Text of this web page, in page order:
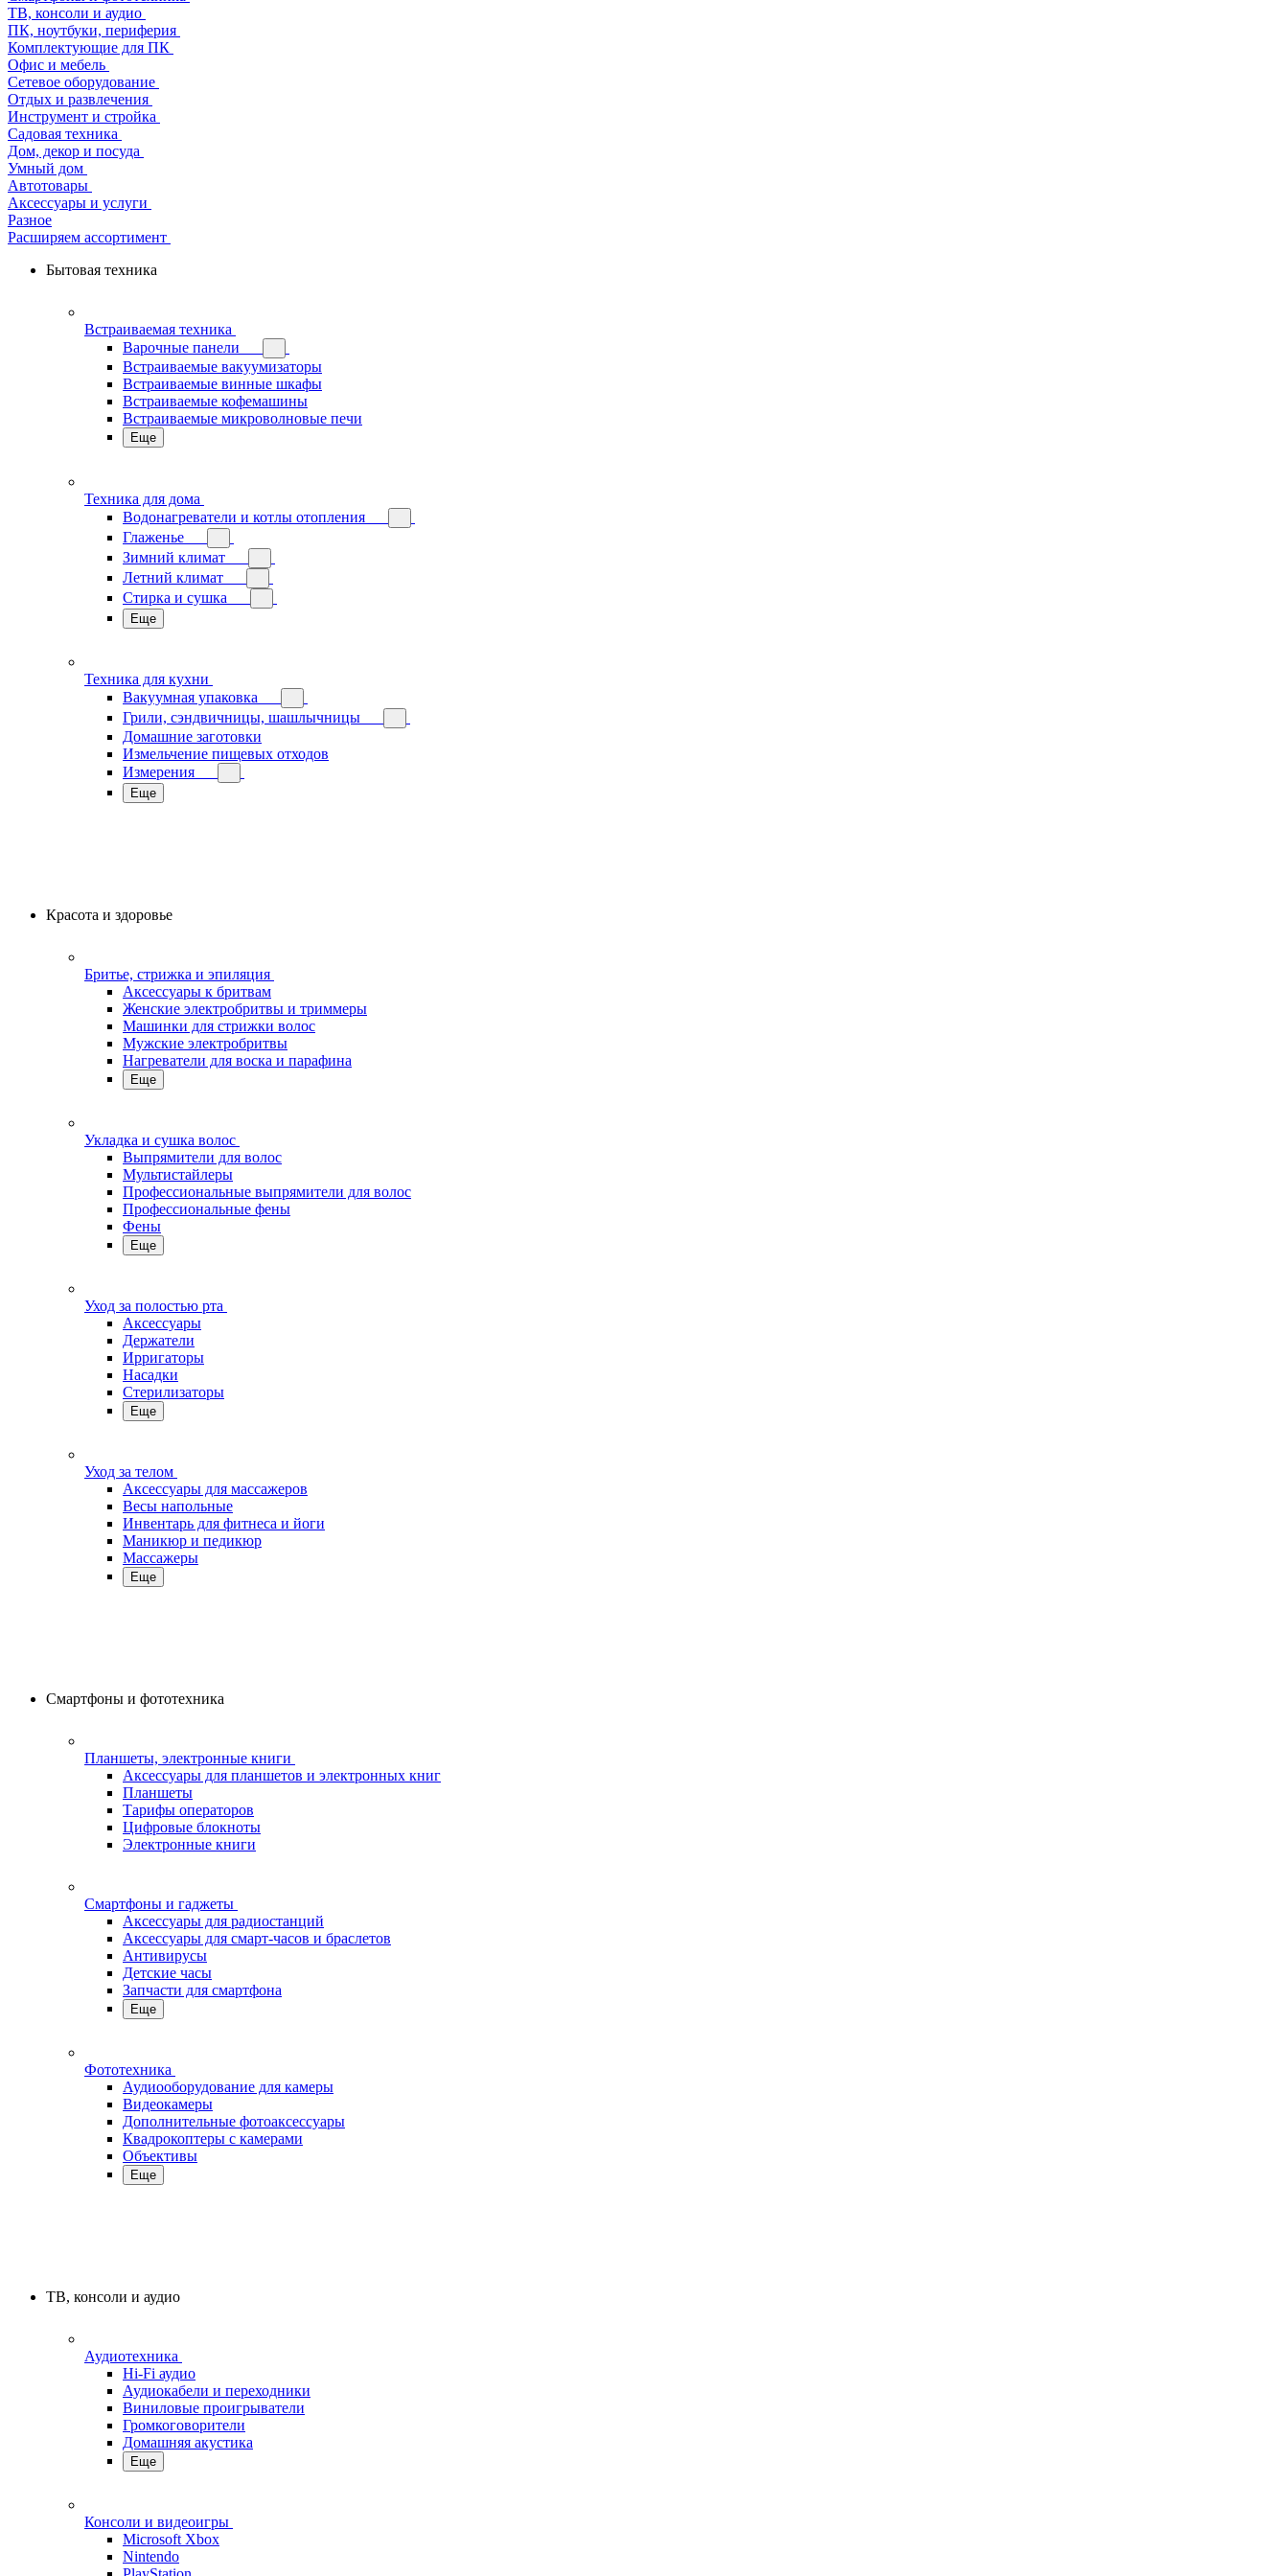
ТВ, консоли и аудио
ПК, ноутбуки, периферия
Комплектующие для ПК
Офис и мебель
Сетевое оборудование
Отдых и развлечения
Инструмент и стройка
Садовая техника
Дом, декор и посуда
Умный дом
Автотовары
Аксессуары и услуги
Разное
Расширяем ассортимент
Бытовая техника
Встраиваемая техника
Варочные панели
Встраиваемые вакуумизаторы
Встраиваемые винные шкафы
Встраиваемые кофемашины
Встраиваемые микроволновые печи
Еще
Техника для дома
Водонагреватели и котлы отопления
Глаженье
Зимний климат
Летний климат
Стирка и сушка
Еще
Техника для кухни
Вакуумная упаковка
Грили, сэндвичницы, шашлычницы
Домашние заготовки
Измельчение пищевых отходов
Измерения
Еще
Красота и здоровье
Бритье, стрижка и эпиляция
Аксессуары к бритвам
Женские электробритвы и триммеры
Машинки для стрижки волос
Мужские электробритвы
Нагреватели для воска и парафина
Еще
Укладка и сушка волос
Выпрямители для волос
Мультистайлеры
Профессиональные выпрямители для волос
Профессиональные фены
Фены
Еще
Уход за полостью рта
Аксессуары
Держатели
Ирригаторы
Насадки
Стерилизаторы
Еще
Уход за телом
Аксессуары для массажеров
Весы напольные
Инвентарь для фитнеса и йоги
Маникюр и педикюр
Массажеры
Еще
Смартфоны и фототехника
Планшеты, электронные книги
Аксессуары для планшетов и электронных книг
Планшеты
Тарифы операторов
Цифровые блокноты
Электронные книги
Смартфоны и гаджеты
Аксессуары для радиостанций
Аксессуары для смарт-часов и браслетов
Антивирусы
Детские часы
Запчасти для смартфона
Еще
Фототехника
Аудиооборудование для камеры
Видеокамеры
Дополнительные фотоаксессуары
Квадрокоптеры с камерами
Объективы
Еще
ТВ, консоли и аудио
Аудиотехника
Hi-Fi аудио
Аудиокабели и переходники
Виниловые проигрыватели
Громкоговорители
Домашняя акустика
Еще
Консоли и видеоигры
Microsoft Xbox
Nintendo